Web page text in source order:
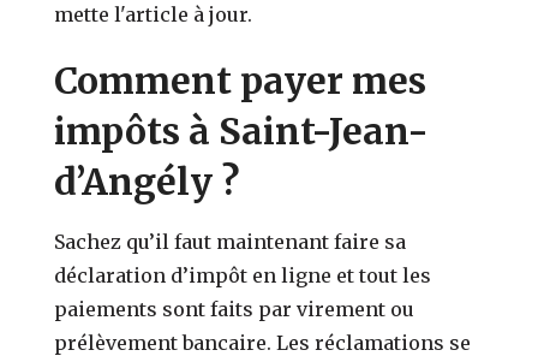
mette l'article à jour.
Comment payer mes
impôts à Saint-Jean-
d’Angély ?
Sachez qu’il faut maintenant faire sa
déclaration d’impôt en ligne et tout les
paiements sont faits par virement ou
prélèvement bancaire. Les réclamations se